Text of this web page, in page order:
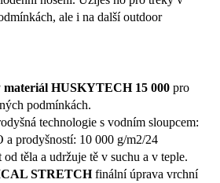
ale i na další outdoor
materiál HUSKYTECH 15 000 pro
podmínkách.
technologie s vodním sloupcem:
a prodyšností: 10 000 g/m2/24
těla a udržuje tě v suchu a v teple.
STRETCHfinální úprava vrchní